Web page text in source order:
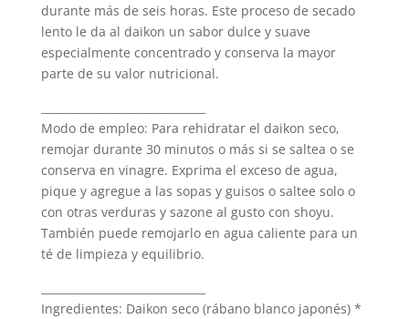
durante más de seis horas. Este proceso de secado
lento le da al daikon un sabor dulce y suave
especialmente concentrado y conserva la mayor
parte de su valor nutricional.
Modo de empleo: Para rehidratar el daikon seco,
remojar durante 30 minutos o más si se saltea o se
conserva en vinagre. Exprima el exceso de agua,
pique y agregue a las sopas y guisos o saltee solo o
con otras verduras y sazone al gusto con shoyu.
También puede remojarlo en agua caliente para un
té de limpieza y equilibrio.
Ingredientes: Daikon seco (rábano blanco japonés) *